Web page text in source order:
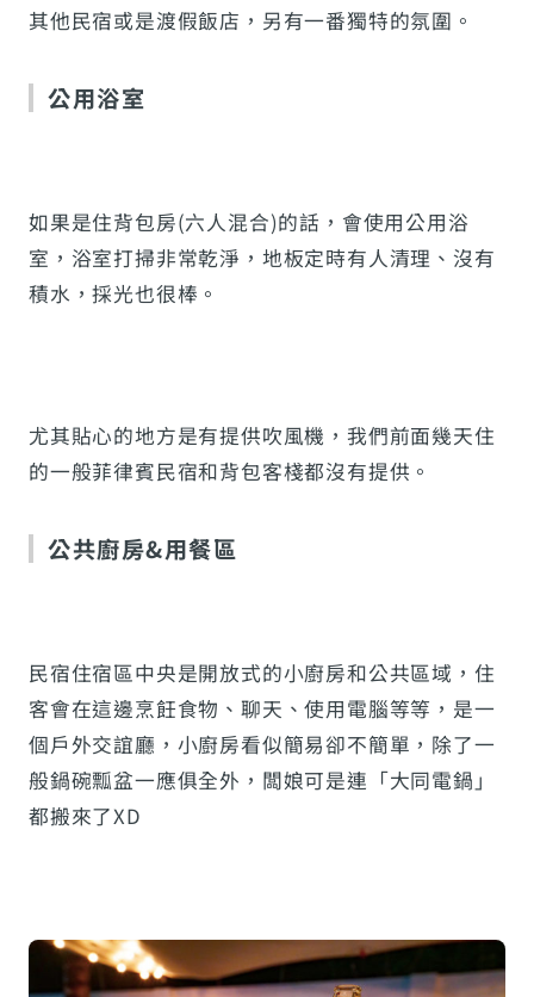
其他民宿或是渡假飯店，另有一番獨特的氛圍。
公用浴室
如果是住背包房(六人混合)的話，會使用公用浴
室，浴室打掃非常乾淨，地板定時有人清理、沒有
積水，採光也很棒。
尤其貼心的地方是有提供吹風機，我們前面幾天住
的一般菲律賓民宿和背包客棧都沒有提供。
公共廚房&用餐區
民宿住宿區中央是開放式的小廚房和公共區域，住
客會在這邊烹飪食物、聊天、使用電腦等等，是一
個戶外交誼廳，小廚房看似簡易卻不簡單，除了一
般鍋碗瓢盆一應俱全外，闆娘可是連「大同電鍋」
都搬來了XD